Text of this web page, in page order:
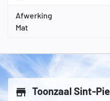
Afwerking
Mat
Toonzaal Sint-